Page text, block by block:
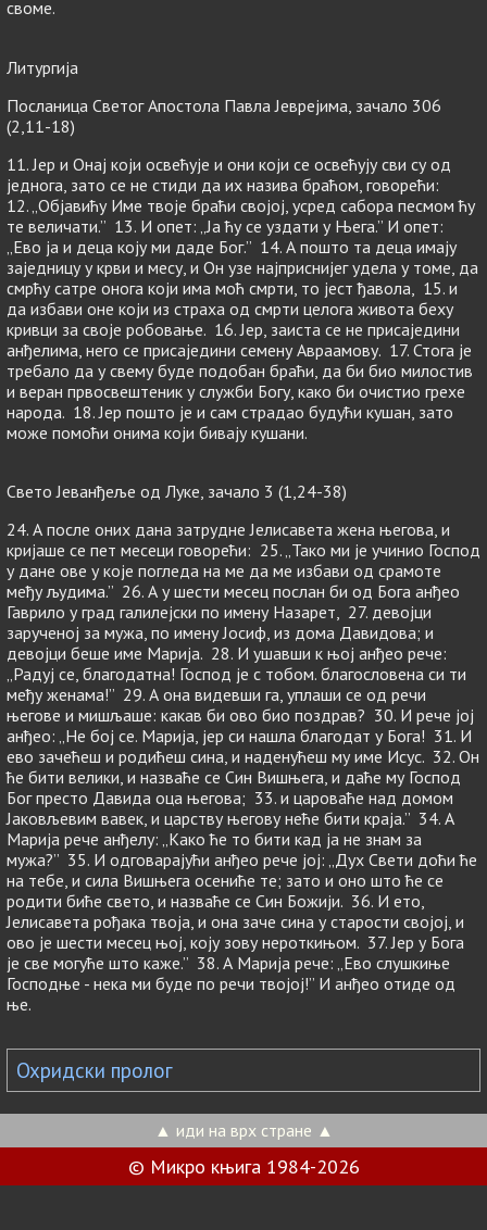
своме.
Литургија
Посланица Светог Апостола Павла Јеврејима, зачало 306
(2,11-18)
11. Јер и Онај који освећује и они који се освећују сви су од
једнога, зато се не стиди да их назива браћом, говорећи:
12. „Објавићу Име твоје браћи својој, усред сабора песмом ћу
те величати.” 13. И опет: „Ја ћу се уздати у Њега.” И опет:
„Ево ја и деца коју ми даде Бог.” 14. А пошто та деца имају
заједницу у крви и месу, и Он узе најприснијег удела у томе, да
смрћу сатре онога који има моћ смрти, то јест ђавола, 15. и
да избави оне који из страха од смрти целога живота беху
кривци за своје робовање. 16. Јер, заиста се не присаједини
анђелима, него се присаједини семену Авраамову. 17. Стога је
требало да у свему буде подобан браћи, да би био милостив
и веран првосвештеник у служби Богу, како би очистио грехе
народа. 18. Јер пошто је и сам страдао будући кушан, зато
може помоћи онима који бивају кушани.
Свето Јеванђеље од Луке, зачало 3 (1,24-38)
24. А после оних дана затрудне Јелисавета жена његова, и
кријаше се пет месеци говорећи: 25. „Тако ми је учинио Господ
у дане ове у које погледа на ме да ме избави од срамоте
међу људима.” 26. А у шести месец послан би од Бога анђео
Гаврило у град галилејски по имену Назарет, 27. девојци
зарученој за мужа, по имену Јосиф, из дома Давидова; и
девојци беше име Марија. 28. И ушавши к њој анђео рече:
„Радуј се, благодатна! Господ је с тобом. благословена си ти
међу женама!” 29. А она видевши га, уплаши се од речи
његове и мишљаше: какав би ово био поздрав? 30. И рече јој
анђео: „Не бој се. Марија, јер си нашла благодат у Бога! 31. И
ево зачећеш и родићеш сина, и наденућеш му име Исус. 32. Он
ће бити велики, и назваће се Син Вишњега, и даће му Господ
Бог престо Давида оца његова; 33. и цароваће над домом
Јаковљевим вавек, и царству његову неће бити краја.” 34. А
Марија рече анђелу: „Како ће то бити кад ја не знам за
мужа?” 35. И одговарајући анђео рече јој: „Дух Свети доћи ће
на тебе, и сила Вишњега осениће те; зато и оно што ће се
родити биће свето, и назваће се Син Божији. 36. И ето,
Јелисавета рођака твоја, и она заче сина у старости својој, и
ово је шести месец њој, коју зову нероткињом. 37. Јер у Бога
је све могуће што каже.” 38. А Марија рече: „Ево слушкиње
Господње - нека ми буде по речи твојој!” И анђео отиде од
ње.
Охридски пролог
▲ иди на врх стране ▲
© Микро књига 1984-2026